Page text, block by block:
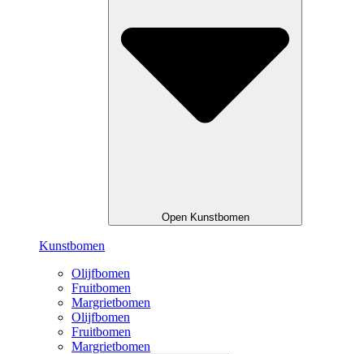
Open Kunstbomen
Kunstbomen
Olijfbomen
Fruitbomen
Margrietbomen
Olijfbomen
Fruitbomen
Margrietbomen